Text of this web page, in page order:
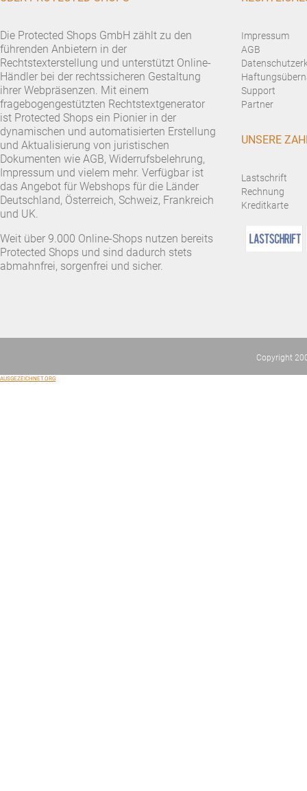
Die Protected Shops GmbH zählt zu den
führenden Anbietern in der
Rechtstexterstellung und unterstützt Online-
Händler bei der rechtssicheren Gestaltung
ihrer Webpräsenzen. Mit einem
fragebogengestützten Rechtstextgenerator
ist Protected Shops ein Pionier in der
dynamischen und automatisierten Erstellung
und Aktualisierung von juristischen
Dokumenten wie AGB, Widerrufsbelehrung,
Impressum und vielem mehr. Verfügbar ist
das Angebot für Webshops für die Länder
Deutschland, Österreich, Schweiz, Frankreich
und UK.
Weit über 9.000 Online-Shops nutzen bereits
Protected Shops und sind dadurch stets
abmahnfrei, sorgenfrei und sicher.
Impressum
AGB
Support
Partner
UNSERE
Lastschrift
Rechnung
Kreditkarte
Copyright
AUSGEZEICHNET.ORG